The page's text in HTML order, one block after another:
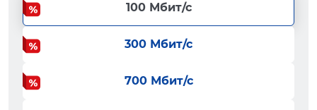
100 Мбит/с
300 Мбит/с
700 Мбит/с